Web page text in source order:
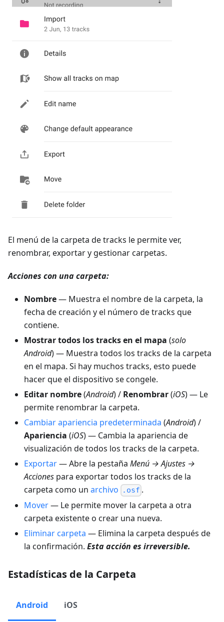
El menú de la carpeta de tracks le permite ver,
renombrar, exportar y gestionar carpetas.
Acciones con una carpeta:
Nombre— Muestra el nombre de la carpeta, la
fecha de creación y el número de tracks que
contiene.
Mostrar todos los tracks en el mapa (solo
Android) — Muestra todos los tracks de la carpeta
en el mapa. Si hay muchos tracks, esto puede
hacer que el dispositivo se congele.
Editar nombre(Android) / Renombrar(iOS) — Le
permite renombrar la carpeta.
Cambiar apariencia predeterminada (Android) /
Apariencia (iOS) — Cambia la apariencia de
visualización de todos los tracks de la carpeta.
Exportar— Abre la pestaña Menú → Ajustes →
Acciones para exportar todos los tracks de la
carpeta como un archivo .osf .
Mover— Le permite mover la carpeta a otra
carpeta existente o crear una nueva.
Eliminar carpeta — Elimina la carpeta después de
la confirmación. Esta acción es irreversible.
Estadísticas de la Carpeta
Android iOS